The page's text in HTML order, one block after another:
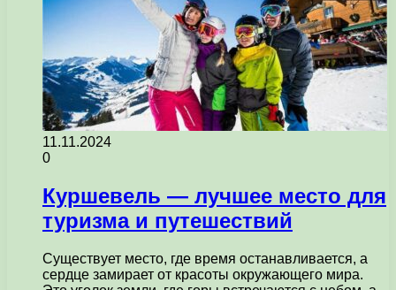
11.11.2024
0
Куршевель — лучшее место для
туризма и путешествий
Существует место, где время останавливается, а
сердце замирает от красоты окружающего мира.